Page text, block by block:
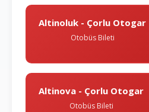
Altinoluk - Çorlu Otogar
Otobüs Bileti
Altinova - Çorlu Otogar
Otobüs Bileti